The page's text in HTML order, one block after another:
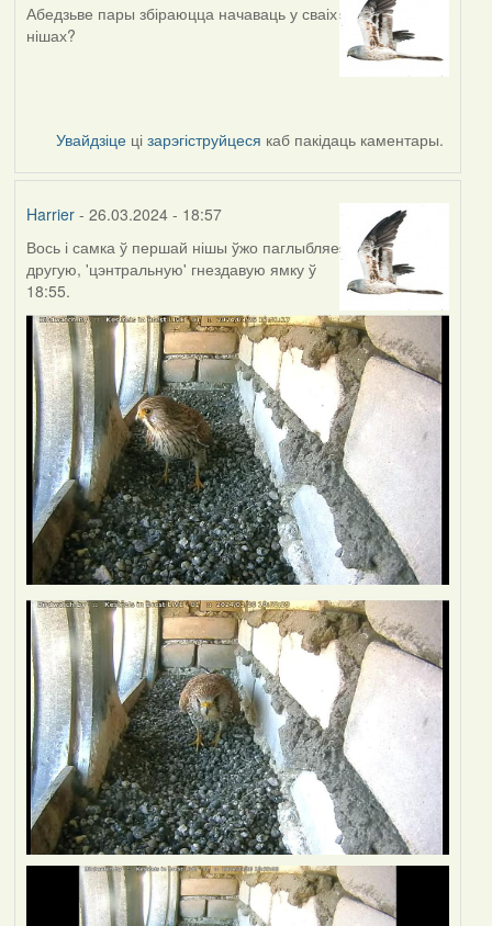
Абедзьве пары збіраюцца начаваць у сваіх
нішах?
Увайдзіце цізарэгіструйцеся каб пакідаць каментары.
Harrier- 26.03.2024 - 18:57
Вось і самка ў першай нішы ўжо паглыбляе
другую, 'цэнтральную' гнездавую ямку ў
18:55.